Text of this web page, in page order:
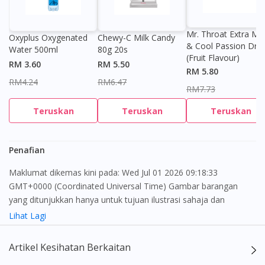
Visit DoctorOnCall Singapore
You seem to be shopping from Singapore
To serve you better, would you like to head over to
DoctorOnCall Singapore?
Oxyplus Oxygenated
Water 500ml
RM 3.60
RM4.24
Teruskan
Chewy-C Milk Candy
80g 20s
RM 5.50
RM6.47
Teruskan
Mr. Throat Extra
& Cool Passion
(Fruit Flavour)
RM 5.80
RM7.73
Teruskan
Penafian
Maklumat dikemas kini pada: Wed Jul 01 2026 09:18:33
GMT+0000 (Coordinated Universal Time) Gambar barangan
yang ditunjukkan hanya untuk tujuan ilustrasi sahaja dan
mungkin tidak seperti produk yang sebenar
maklumat sahaja, bagi kegunaan para pengamal perubatan dan
Lihat Lagi
Artikel Kesihatan Berkaitan